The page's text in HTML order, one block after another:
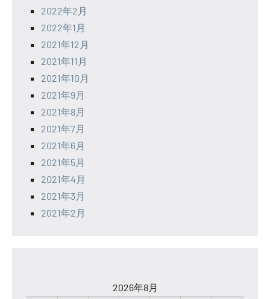
2022年2月
2022年1月
2021年12月
2021年11月
2021年10月
2021年9月
2021年8月
2021年7月
2021年6月
2021年5月
2021年4月
2021年3月
2021年2月
2026年8月